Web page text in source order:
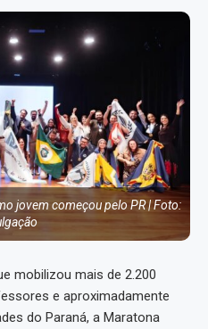
jovem começou pelo PR | Foto:
mobilizou mais de 2.200
e aproximadamente
do Paraná, a Maratona